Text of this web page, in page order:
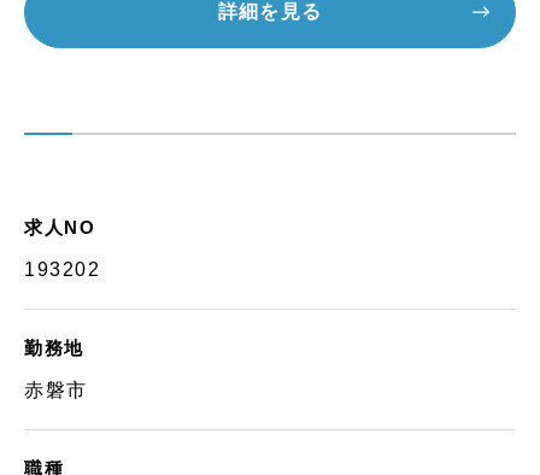
詳細を見る
求人NO
193202
勤務地
赤磐市
職種